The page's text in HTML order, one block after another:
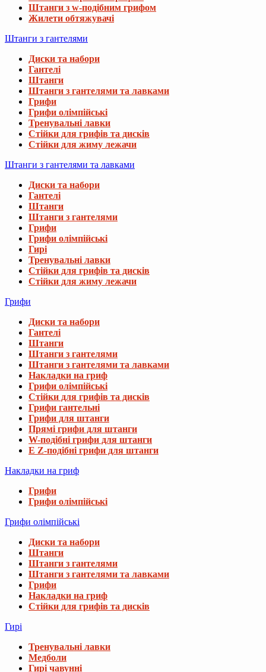
Штанги з w-подібним грифом
Жилети обтяжувачі
Штанги з гантелями
Диски та набори
Гантелі
Штанги
Штанги з гантелями та лавками
Грифи
Грифи олімпійські
Тренувальні лавки
Стійки для грифів та дисків
Стійки для жиму лежачи
Штанги з гантелями та лавками
Диски та набори
Гантелі
Штанги
Штанги з гантелями
Грифи
Грифи олімпійські
Гирі
Тренувальні лавки
Стійки для грифів та дисків
Стійки для жиму лежачи
Грифи
Диски та набори
Гантелі
Штанги
Штанги з гантелями
Штанги з гантелями та лавками
Накладки на гриф
Грифи олімпійські
Стійки для грифів та дисків
Грифи гантельні
Грифи для штанги
Прямі грифи для штанги
W-подібні грифи для штанги
E Z-подібні грифи для штанги
Накладки на гриф
Грифи
Грифи олімпійські
Грифи олімпійські
Диски та набори
Штанги
Штанги з гантелями
Штанги з гантелями та лавками
Грифи
Накладки на гриф
Стійки для грифів та дисків
Гирі
Тренувальні лавки
Медболи
Гирі чавунні